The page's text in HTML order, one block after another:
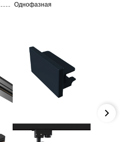
Однофазная